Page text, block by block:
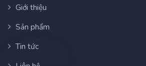
Giới thiệu
Sản phẩm
Tin tức